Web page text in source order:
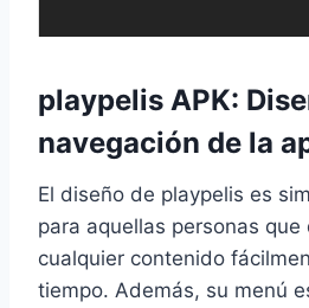
playpelis APK:
navegación de la
El diseño de playpelis es
para aquellas personas
cualquier contenido
tiempo. Además, su menú